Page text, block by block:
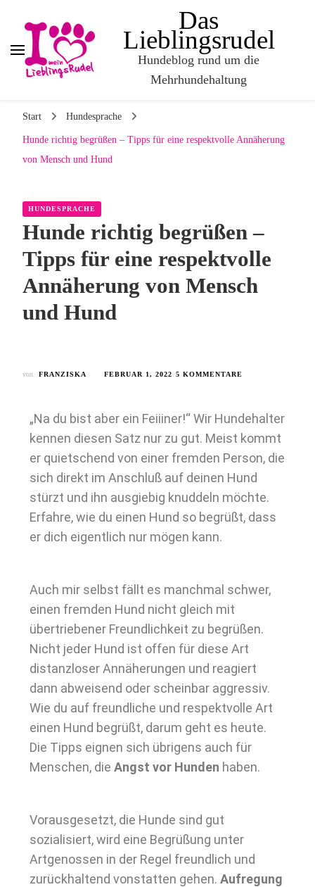
Das
Lieblingsrudel
Hundeblog rund um die
Mehrhundehaltung
Start Hundesprache
Hunde richtig begrüßen – Tipps für eine respektvolle Annäherung
von Mensch und Hund
HUNDESPRACHE
Hunde richtig begrüßen –
Tipps für eine respektvolle
Annäherung von Mensch
und Hund
von FRANZISKA FEBRUAR 1, 2022 5 KOMMENTARE
„Na du bist aber ein Feiiiner!“ Wir Hundehalter
kennen diesen Satz nur zu gut. Meist kommt
er quietschend von einer fremden Person, die
sich direkt im Anschluß auf deinen Hund
stürzt und ihn ausgiebig knuddeln möchte.
Erfahre, wie du einen Hund so begrüßt, dass
er dich eigentlich nur mögen kann.
Auch mir selbst fällt es manchmal schwer,
einen fremden Hund nicht gleich mit
übertriebener Freundlichkeit zu begrüßen.
Nicht jeder Hund ist offen für diese Art
distanzloser Annäherungen und reagiert
dann abweisend oder scheinbar aggressiv.
Wie du auf freundliche und respektvolle Art
einen Hund begrüßt, darum geht es heute.
Die Tipps eignen sich übrigens auch für
Menschen, die Angst vor Hunden haben.
Vorausgesetzt, die Hunde sind gut
sozialisiert, wird eine Begrüßung unter
Artgenossen in der Regel freundlich und
zurückhaltend vonstatten gehen. Aufregung